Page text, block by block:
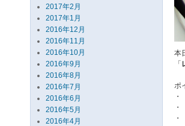
2017年2月
2017年1月
2016年12月
2016年11月
2016年10月
2016年9月
2016年8月
2016年7月
2016年6月
2016年5月
2016年4月
本
「
ポ
・
・
・